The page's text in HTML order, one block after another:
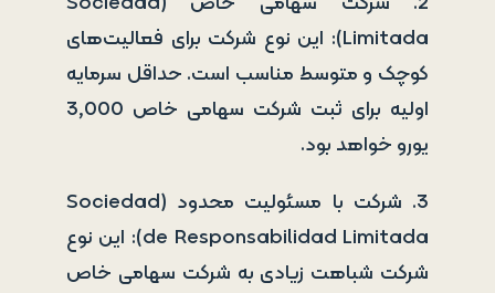
Limitada): این نوع شرکت برای فعالیت‌های
کوچک و متوسط مناسب است. حداقل سرمایه
اولیه برای ثبت شرکت سهامی خاص 3,000
یورو خواهد بود.
3. شرکت با مسئولیت محدود (Sociedad
de Responsabilidad Limitada): این نوع
شرکت شباهت زیادی به شرکت سهامی خاص